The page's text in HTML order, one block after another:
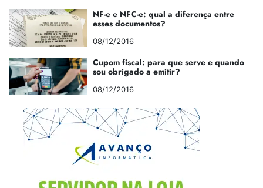
NF-e e NFC-e: qual a diferença entre
esses documentos?
08/12/2016
Cupom fiscal: para que serve e quando
sou obrigado a emitir?
08/12/2016